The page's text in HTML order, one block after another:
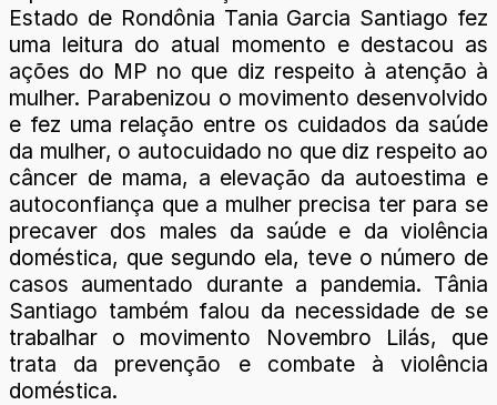
Estado de Rondônia Tania Garcia Santiago fez
uma leitura do atual momento e destacou as
ações do MP no que diz respeito à atenção à
mulher. Parabenizou o movimento desenvolvido
e fez uma relação entre os cuidados da saúde
da mulher, o autocuidado no que diz respeito ao
câncer de mama, a elevação da autoestima e
autoconfiança que a mulher precisa ter para se
precaver dos males da saúde e da violência
doméstica, que segundo ela, teve o número de
casos aumentado durante a pandemia. Tânia
Santiago também falou da necessidade de se
trabalhar o movimento Novembro Lilás, que
trata da prevenção e combate à violência
doméstica.